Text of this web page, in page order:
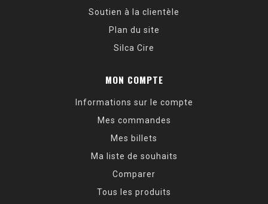
Soutien à la clientèle
Plan du site
Silca Cire
MON COMPTE
Informations sur le compte
Mes commandes
Mes billets
Ma liste de souhaits
Comparer
Tous les produits